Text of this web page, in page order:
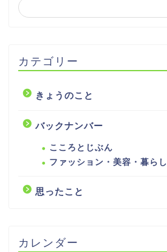
カテゴリー
きょうのこと
バックナンバー
こころとじぶん
ファッション・美容・暮らし
思ったこと
カレンダー